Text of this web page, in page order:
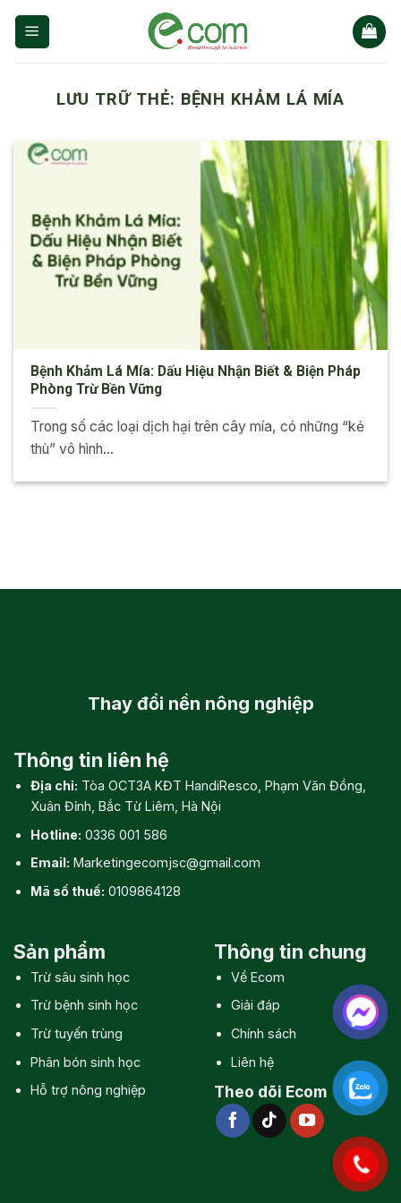
Chuyển
đến
LƯU TRỮ THẺ: BỆNH KHẢM LÁ MÍA
Bệnh Khảm Lá Mía: Dấu Hiệu Nhận Biết & Biện Pháp
Phòng Trừ Bền Vững
Trong số các loại dịch hại trên cây mía, có những “kẻ
thù” vô hình...
Thay đổi nền nông nghiệp
Thông tin liên hệ
Địa chỉ: Tòa OCT3A KĐT HandiResco, Phạm Văn Đồng,
Xuân Đỉnh, Bắc Từ Liêm, Hà Nội
Hotline: 0336 001 586
Email: Marketingecomjsc@gmail.com
Mã số thuế: 0109864128
Sản phẩm
Trừ sâu sinh học
Trừ bệnh sinh học
Trừ tuyến trùng
Phân bón sinh học
Hỗ trợ nông nghiệp
Thông tin chung
Về Ecom
Giải đáp
Chính sách
Liên hệ
Theo dõi Ecom